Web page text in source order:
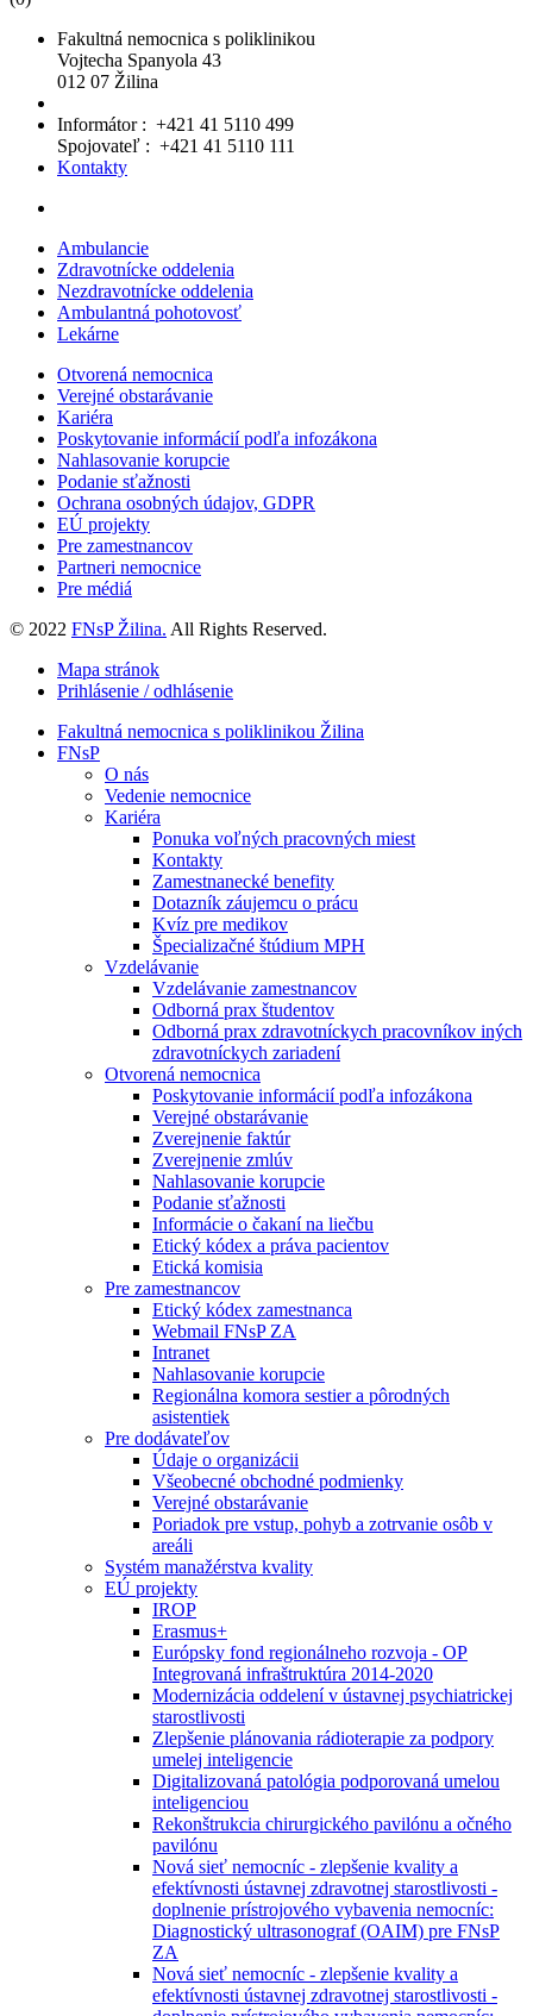
Fakultná nemocnica s poliklinikou
Vojtecha Spanyola 43
012 07 Žilina
Informátor : +421 41 5110 499
Spojovateľ : +421 41 5110 111
Kontakty
Ambulancie
Zdravotnícke oddelenia
Nezdravotnícke oddelenia
Ambulantná pohotovosť
Lekárne
Otvorená nemocnica
Verejné obstarávanie
Kariéra
Poskytovanie informácií podľa infozákona
Nahlasovanie korupcie
Podanie sťažnosti
Ochrana osobných údajov, GDPR
EÚ projekty
Pre zamestnancov
Partneri nemocnice
Pre médiá
© 2022 FNsP Žilina. All Rights Reserved.
Mapa stránok
Prihlásenie / odhlásenie
Fakultná nemocnica s poliklinikou Žilina
FNsP
O nás
Vedenie nemocnice
Kariéra
Ponuka voľných pracovných miest
Kontakty
Zamestnanecké benefity
Dotazník záujemcu o prácu
Kvíz pre medikov
Špecializačné štúdium MPH
Vzdelávanie
Vzdelávanie zamestnancov
Odborná prax študentov
Odborná prax zdravotníckych pracovníkov iných
zdravotníckych zariadení
Otvorená nemocnica
Poskytovanie informácií podľa infozákona
Verejné obstarávanie
Zverejnenie faktúr
Zverejnenie zmlúv
Nahlasovanie korupcie
Podanie sťažnosti
Informácie o čakaní na liečbu
Etický kódex a práva pacientov
Etická komisia
Pre zamestnancov
Etický kódex zamestnanca
Webmail FNsP ZA
Intranet
Nahlasovanie korupcie
Regionálna komora sestier a pôrodných
asistentiek
Pre dodávateľov
Údaje o organizácii
Všeobecné obchodné podmienky
Verejné obstarávanie
Poriadok pre vstup, pohyb a zotrvanie osôb v
areáli
Systém manažérstva kvality
EÚ projekty
IROP
Erasmus+
Európsky fond regionálneho rozvoja - OP
Integrovaná infraštruktúra 2014-2020
Modernizácia oddelení v ústavnej psychiatrickej
starostlivosti
Zlepšenie plánovania rádioterapie za podpory
umelej inteligencie
Digitalizovaná patológia podporovaná umelou
inteligenciou
Rekonštrukcia chirurgického pavilónu a očného
pavilónu
Nová sieť nemocníc - zlepšenie kvality a
efektívnosti ústavnej zdravotnej starostlivosti -
doplnenie prístrojového vybavenia nemocníc:
Diagnostický ultrasonograf (OAIM) pre FNsP
ZA
Nová sieť nemocníc - zlepšenie kvality a
efektívnosti ústavnej zdravotnej starostlivosti -